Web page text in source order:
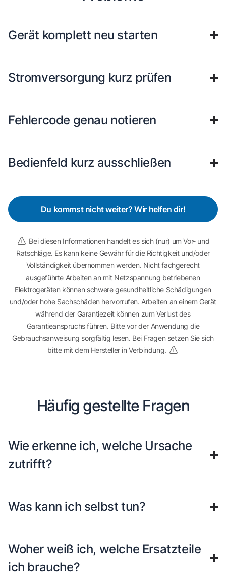
Gerät komplett neu starten
Stromversorgung kurz prüfen
Fehlercode genau notieren
Bedienfeld kurz ausschließen
Du kommst nicht weiter? Wir helfen dir!
Bei diesen Informationen handelt es sich (nur) um Vor- und
Ratschläge. Es kann keine Gewähr für die Richtigkeit und/oder
Vollständigkeit übernommen werden. Nicht fachgerecht
ausgeführte Arbeiten an mit Netzspannung betriebenen
Elektrogeräten können schwere gesundheitliche Schädigungen
und/oder hohe Sachschäden hervorrufen. Arbeiten an einem Gerät
während der Garantiezeit können zum Verlust des
Garantieanspruchs führen. Bitte vor der Anwendung die
Gebrauchsanweisung sorgfältig lesen. Bei Fragen setzen Sie sich
bitte mit dem Hersteller in Verbindung.
Häufig gestellte Fragen
Wie erkenne ich, welche Ursache
zutrifft?
Was kann ich selbst tun?
Woher weiß ich, welche Ersatzteile
ich brauche?